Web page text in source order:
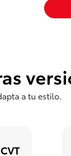
a tu estilo.